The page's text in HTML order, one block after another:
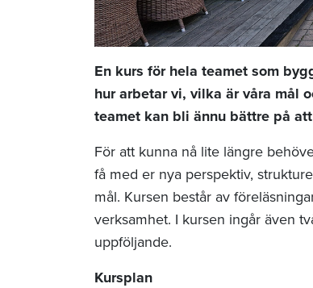
En kurs för hela teamet som
hur arbetar vi, vilka är våra mål
teamet kan bli ännu bättre på
För att kunna nå lite längre
få med er nya perspektiv,
mål. Kursen består av
verksamhet. I kursen ingår även
uppföljande.
Kursplan